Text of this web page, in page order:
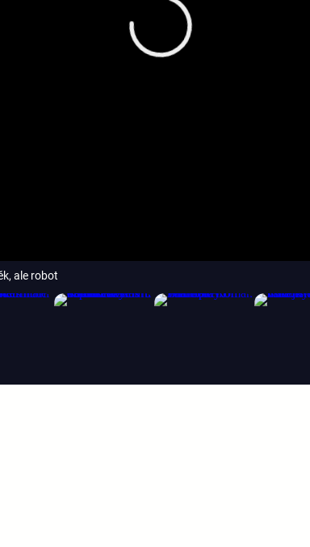
ale robot